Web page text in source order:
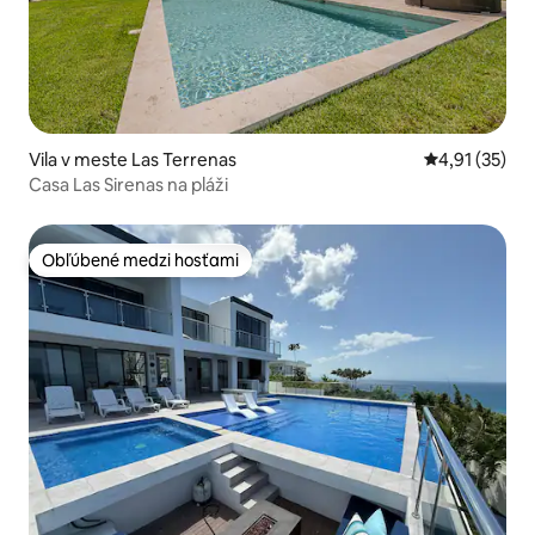
Vila v meste Las Terrenas Priemerné
4,91 (35)
Casa Las Sirenas na pláži
Obľúbené medzi hosťami
Obľúbené medzi hosťami